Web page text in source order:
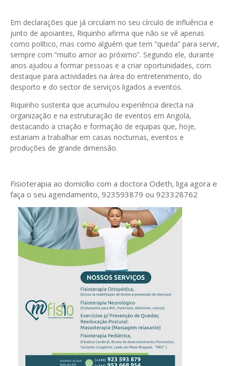
Em declarações que já circulam no seu círculo de influência e
junto de apoiantes, Riquinho afirma que não se vê apenas
como político, mas como alguém que tem “queda” para servir,
sempre com “muito amor ao próximo”. Segundo ele, durante
anos ajudou a formar pessoas e a criar oportunidades, com
destaque para actividades na área do entretenimento, do
desporto e do sector de serviços ligados a eventos.
Riquinho sustenta que acumulou experiência directa na
organização e na estruturação de eventos em Angola,
destacando a criação e formação de equipas que, hoje,
estariam a trabalhar em casas nocturnas, eventos e
produções de grande dimensão.
Fisioterapia ao domicílio com a doctora Odeth, liga agora e
faça o seu agendamento, 923593879 ou 923328762